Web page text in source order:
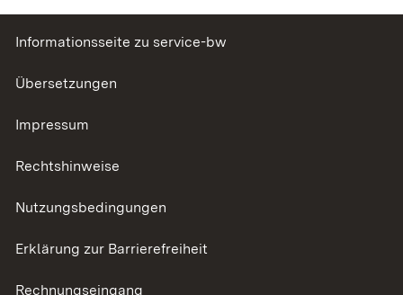
Informationsseite zu service-bw
Übersetzungen
Impressum
Rechtshinweise
Nutzungsbedingungen
Erklärung zur Barrierefreiheit
Rechnungseingang